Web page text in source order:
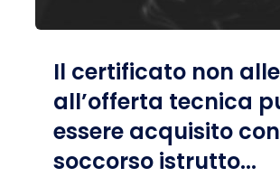
Il certificato non
all’offerta tecnica
essere acquisito
soccorso istrutto...